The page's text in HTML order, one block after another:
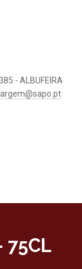
- ALBUFEIRA
75CL